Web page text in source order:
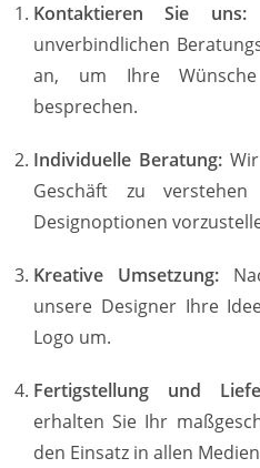
Kontaktieren Sie uns:
unverbindlichen
an, um Ihre
besprechen.
Individuelle Beratung:
Geschäft zu
Designoptionen
Kreative Umsetzung:
unsere Designer Ihre
Logo um.
Fertigstellung und
erhalten Sie Ihr
den Einsatz in allen